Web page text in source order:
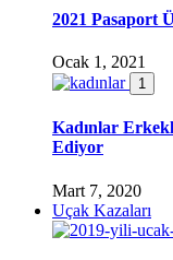
2021 Pasaport
Ocak 1, 2021
1
Kadınlar
Ediyor
Mart 7, 2020
Uçak Kazaları